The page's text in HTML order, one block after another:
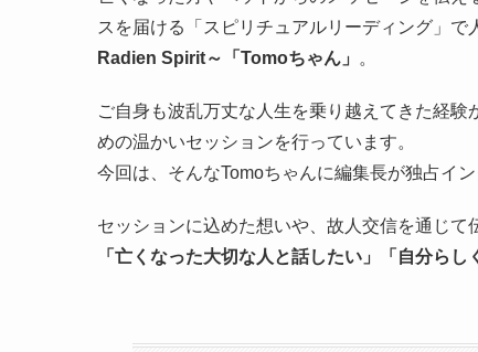
スを届ける「スピリチュアルリーディング」
Radien Spirit～「Tomoちゃん」
。
ご自身も波乱万丈な人生を乗り越えてきた経
めの温かいセッションを行っています。
今回は、そんなTomoちゃんに編集長が独占イン
セッションに込めた想いや、故人交信を通じて
「亡くなった大切な人と話したい」「自分らし